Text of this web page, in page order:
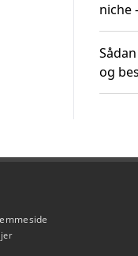
niche
og